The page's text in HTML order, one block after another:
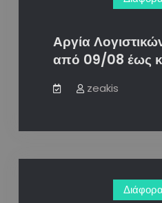
Αργία
από 09/08 έως
zeakis